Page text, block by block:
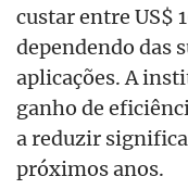
custar entre US$
dependendo das
aplicações. A
ganho de
a reduzir
próximos anos.